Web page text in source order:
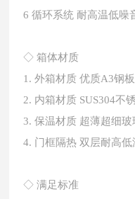
6 循环系统 耐高温低噪
◇ 箱体材质
1. 外箱材质 优质A3钢
2. 内箱材质 SUS304不
3. 保温材质 超薄超细玻
4. 门框隔热 双层耐高
◇ 满足标准